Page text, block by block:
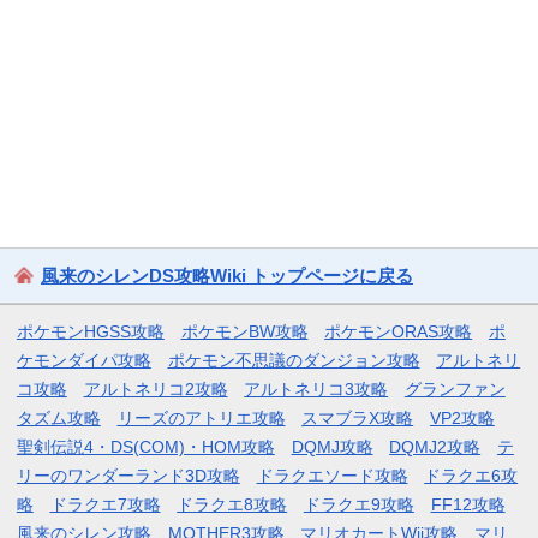
風来のシレンDS攻略Wiki トップページに戻る
ポケモンHGSS攻略 ポケモンBW攻略 ポケモンORAS攻略
ポ
ケモンダイパ攻略
ポケモン不思議のダンジョン攻略
アルトネリ
コ攻略
アルトネリコ2攻略 アルトネリコ3攻略
グランファン
タズム攻略
リーズのアトリエ攻略 スマブラX攻略
VP2攻略
聖剣伝説4・DS(COM)・HOM攻略
DQMJ攻略 DQMJ2攻略
テ
リーのワンダーランド3D攻略
ドラクエソード攻略
ドラクエ6攻
略
ドラクエ7攻略 ドラクエ8攻略 ドラクエ9攻略
FF12攻略
風来のシレン攻略
MOTHER3攻略 マリオカートWii攻略 マリ